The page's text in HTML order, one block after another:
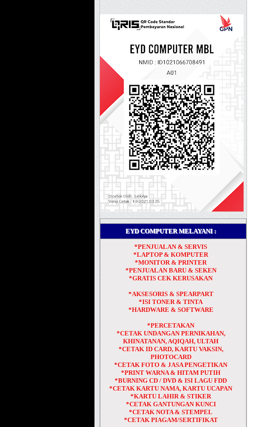
EYD COMPUTER MELAYANI :
*PENJUALAN & SERVIS
*LAPTOP & KOMPUTER
*MONITOR & PRINTER
*PENJUALAN BARU & SEKEN
*GRATIS CEK KERUSAKAN
*AKSESORIS & SPEARPART
*ISI TONER & TINTA
*HARDWARE & SOFTWARE
*PERCETAKAN
*CETAK UNDANGAN PERNIKAHAN,
KHINATANAN, AQIQAH, ULTAH
*CETAK ID CARD, KARTU VAKSIN,
PHOTOCARD
*CETAK FOTO & JASA PENGETIKAN
*PRINT WARNA & HITAM PUTIH
*BURNING CD / DVD & ISI LAGU FDD
*CETAK KARTU NAMA, KARTU UCAPAN
*KARTU LAHIR & STIKER
*CETAK GANTUNGAN KUNCI
*CETAK NOTA & STEMPEL
*CETAK PIAGAM/SERTIFIKAT